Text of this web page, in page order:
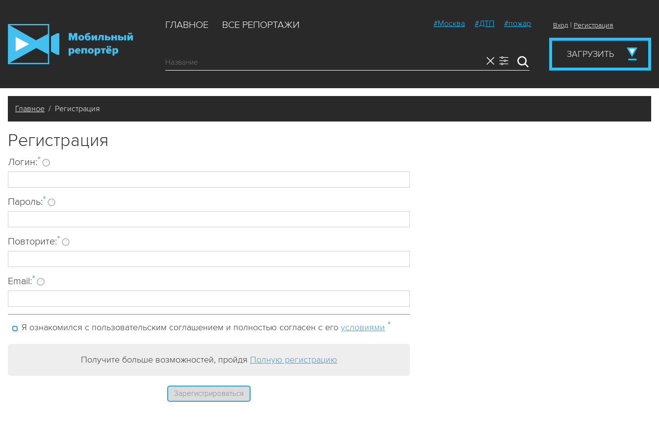
ГЛАВНОЕ ВСЕ РЕПОРТАЖИ #Москва #ДТП #пожар Вход | Регистрация
ЗАГРУЗИТЬ
Главное / Регистрация
Регистрация
Логин:* ?
Пароль:* ?
Повторите:* ?
Email:* ?
Я ознакомился с пользовательским соглашением и полностью согласен с его условиями *
Получите больше возможностей, пройдя Полную регистрацию